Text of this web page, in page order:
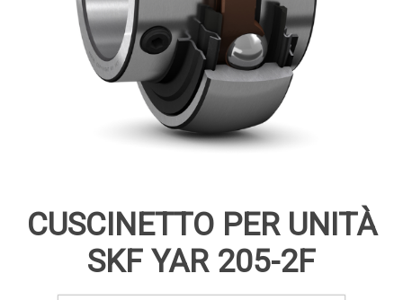
CUSCINETTO PER UNITÀ
SKF YAR 205-2F